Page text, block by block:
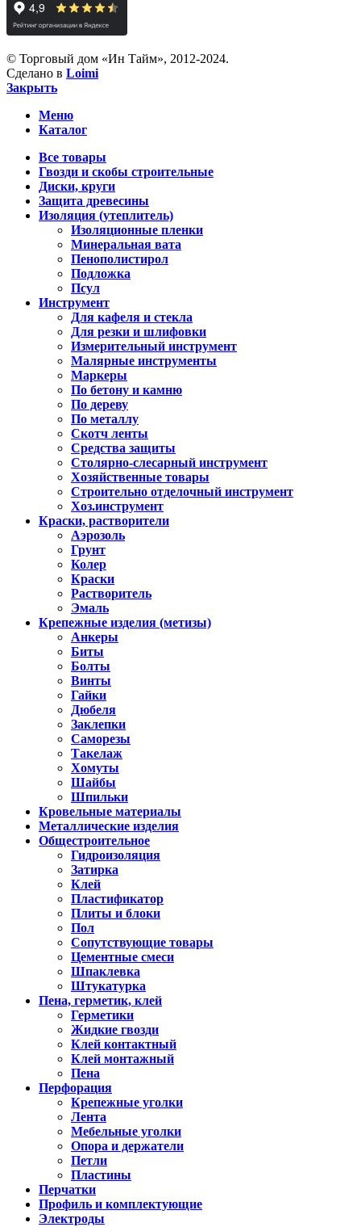
© Торговый дом «Ин Тайм», 2012-2024.
Сделано в Loimi
Закрыть
Меню
Каталог
Все товары
Гвозди и скобы строительные
Диски, круги
Защита древесины
Изоляция (утеплитель)
Изоляционные пленки
Минеральная вата
Пенополистирол
Подложка
Псул
Инструмент
Для кафеля и стекла
Для резки и шлифовки
Измерительный инструмент
Малярные инструменты
Маркеры
По бетону и камню
По дереву
По металлу
Скотч ленты
Средства защиты
Столярно-слесарный инструмент
Хозяйственные товары
Строительно отделочный инструмент
Хоз.инструмент
Краски, растворители
Аэрозоль
Грунт
Колер
Краски
Растворитель
Эмаль
Крепежные изделия (метизы)
Анкеры
Биты
Болты
Винты
Гайки
Дюбеля
Заклепки
Саморезы
Такелаж
Хомуты
Шайбы
Шпильки
Кровельные материалы
Металлические изделия
Общестроительное
Гидроизоляция
Затирка
Клей
Пластификатор
Плиты и блоки
Пол
Сопутствующие товары
Цементные смеси
Шпаклевка
Штукатурка
Пена, герметик, клей
Герметики
Жидкие гвозди
Клей контактный
Клей монтажный
Пена
Перфорация
Крепежные уголки
Лента
Мебельные уголки
Опора и держатели
Петли
Пластины
Перчатки
Профиль и комплектующие
Электроды